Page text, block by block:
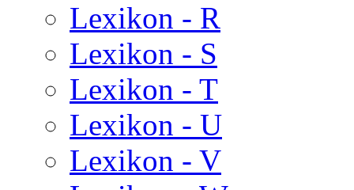
Lexikon - R
Lexikon - S
Lexikon - T
Lexikon - U
Lexikon - V